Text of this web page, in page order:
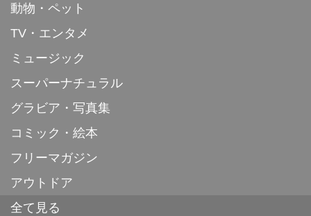
動物・ペット
TV・エンタメ
ミュージック
スーパーナチュラル
グラビア・写真集
コミック・絵本
フリーマガジン
アウトドア
全て見る